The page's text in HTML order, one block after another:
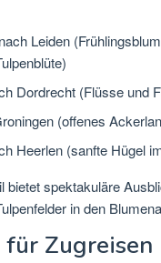
Leiden
Dordrecht (Flüsse und
(offenes
Heerlen (sanfte Hügel
bietet spektakuläre
in den
Zugreisen